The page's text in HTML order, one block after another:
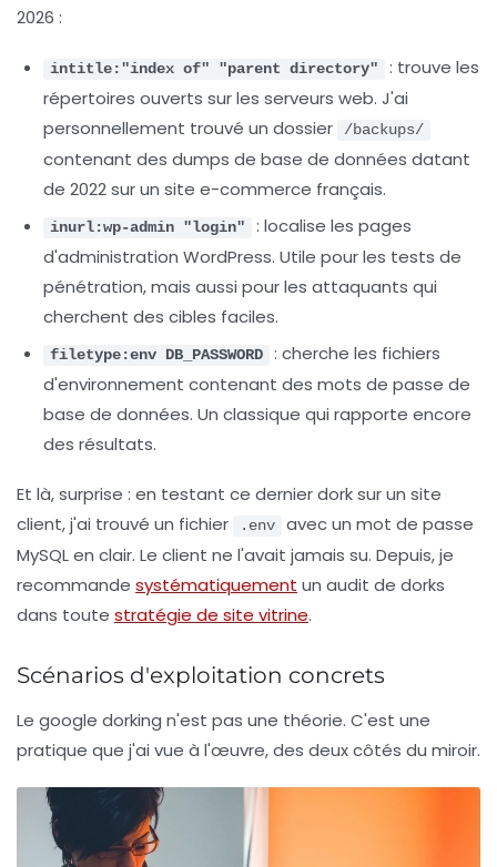
2026 :
intitle:"index of" "parent directory"
: trouve les
répertoires ouverts sur les serveurs web. J'ai
personnellement trouvé un dossier
/backups/
contenant des dumps de base de données datant
de 2022 sur un site e-commerce français.
inurl:wp-admin "login"
: localise les pages
d'administration WordPress. Utile pour les tests de
pénétration, mais aussi pour les attaquants qui
cherchent des cibles faciles.
filetype:env DB_PASSWORD
: cherche les fichiers
d'environnement contenant des mots de passe de
base de données. Un classique qui rapporte encore
des résultats.
Et là, surprise : en testant ce dernier dork sur un site
client, j'ai trouvé un fichier
.env
avec un mot de passe
MySQL en clair. Le client ne l'avait jamais su. Depuis, je
recommande systématiquement un audit de dorks
dans toute stratégie de site vitrine.
Scénarios d'exploitation concrets
Le google dorking n'est pas une théorie. C'est une
pratique que j'ai vue à l'œuvre, des deux côtés du miroir.